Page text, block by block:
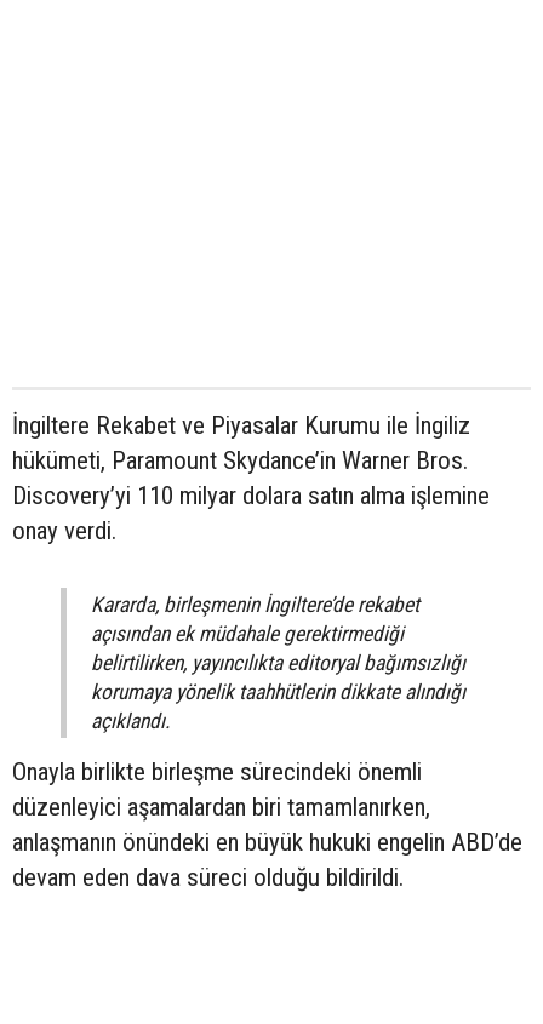
İngiltere Rekabet ve Piyasalar Kurumu ile İngiliz
hükümeti, Paramount Skydance’in Warner Bros.
Discovery’yi 110 milyar dolara satın alma işlemine
onay verdi.
Kararda, birleşmenin İngiltere’de rekabet
açısından ek müdahale gerektirmediği
belirtilirken, yayıncılıkta editoryal bağımsızlığı
korumaya yönelik taahhütlerin dikkate alındığı
açıklandı.
Onayla birlikte birleşme sürecindeki önemli
düzenleyici aşamalardan biri tamamlanırken,
anlaşmanın önündeki en büyük hukuki engelin ABD’de
devam eden dava süreci olduğu bildirildi.